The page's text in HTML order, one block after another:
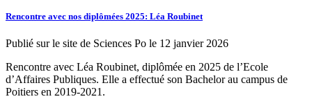
Rencontre avec nos diplômées 2025: Léa Roubinet
Publié sur le site de Sciences Po le 12 janvier 2026
Rencontre avec Léa Roubinet, diplômée en 2025 de l’Ecole
d’Affaires Publiques. Elle a effectué son Bachelor au campus de
Poitiers en 2019-2021.